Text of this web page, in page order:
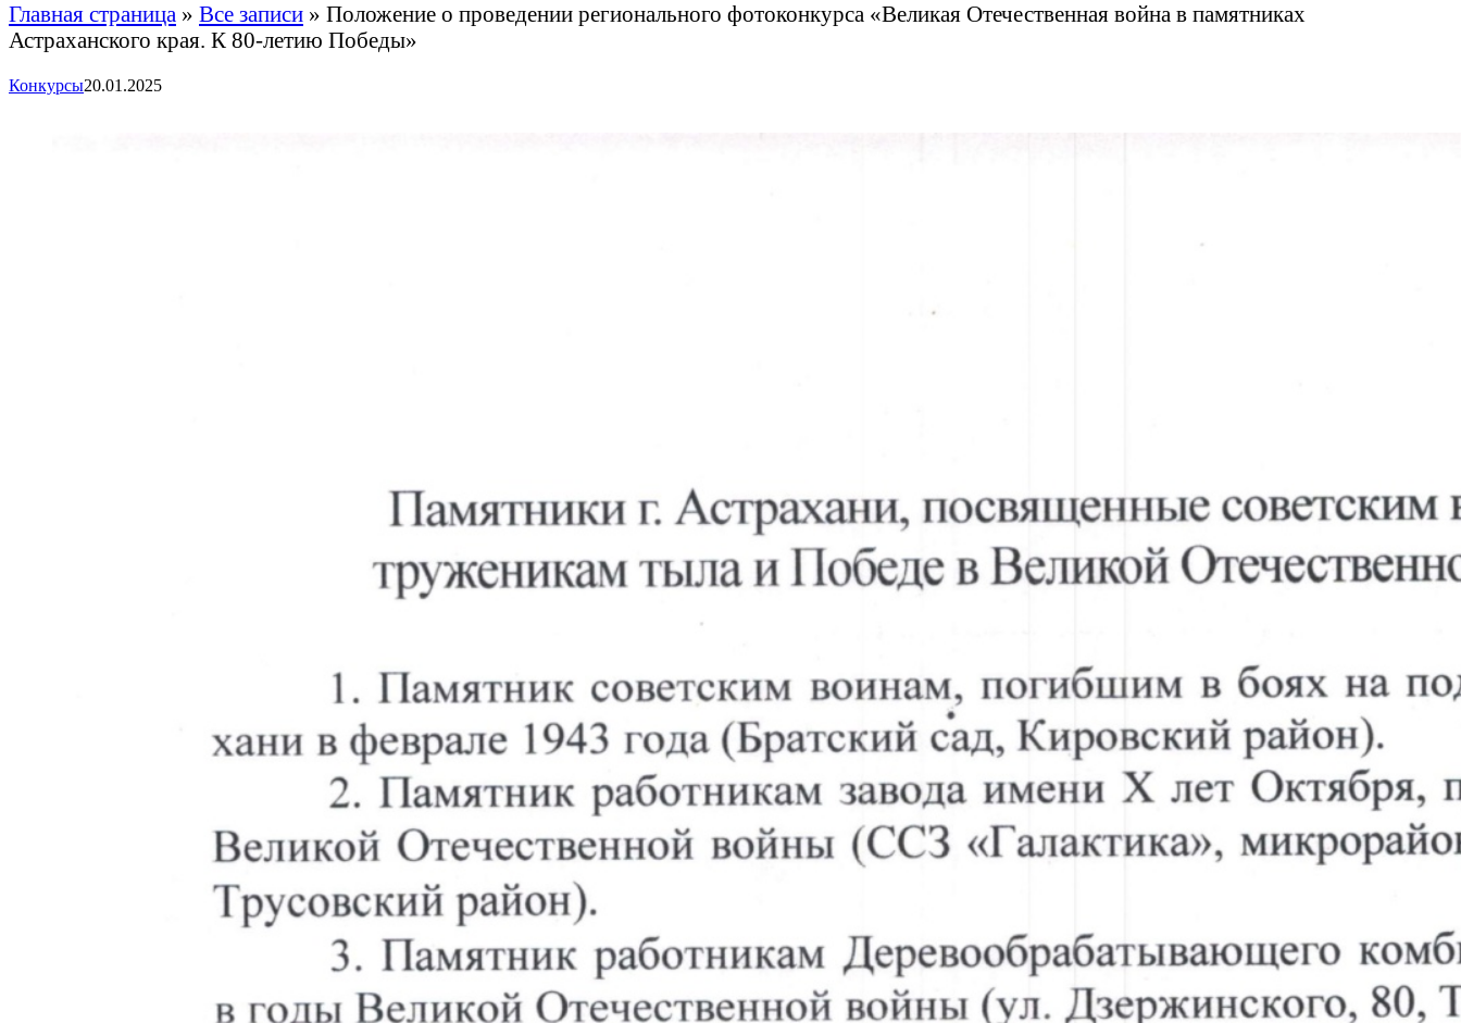
Главная страница » Все записи » Положение о проведении регионального фотоконкурса «Великая Отечественная война в памятниках
Астраханского края. К 80-летию Победы»
Конкурсы20.01.2025